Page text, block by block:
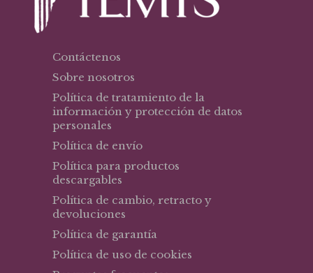
Contáctenos
Sobre nosotros
Política de tratamiento de la
información y protección de datos
personales
Política de envío
Política para productos
descargables
Política de cambio, retracto y
devoluciones
Política de garantía
Política de uso de cookies